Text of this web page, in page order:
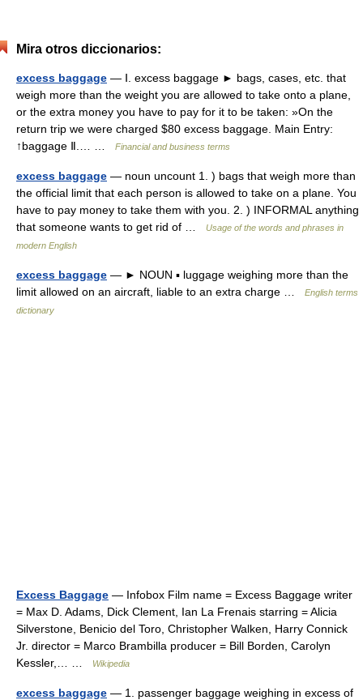
Mira otros diccionarios:
excess baggage — Ⅰ. excess baggage ► bags, cases, etc. that
weigh more than the weight you are allowed to take onto a plane,
or the extra money you have to pay for it to be taken: »On the
return trip we were charged $80 excess baggage. Main Entry:
↑baggage Ⅱ.… …
Financial and business terms
excess baggage — noun uncount 1. ) bags that weigh more than
the official limit that each person is allowed to take on a plane. You
have to pay money to take them with you. 2. ) INFORMAL anything
that someone wants to get rid of …
Usage of the words and phrases in
modern English
excess baggage — ► NOUN ▪ luggage weighing more than the
limit allowed on an aircraft, liable to an extra charge …
English terms
dictionary
Excess Baggage — Infobox Film name = Excess Baggage writer
= Max D. Adams, Dick Clement, Ian La Frenais starring = Alicia
Silverstone, Benicio del Toro, Christopher Walken, Harry Connick
Jr. director = Marco Brambilla producer = Bill Borden, Carolyn
Kessler,… …
Wikipedia
excess baggage — 1. passenger baggage weighing in excess of